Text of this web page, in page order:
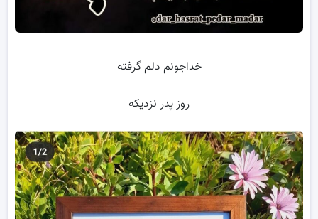
خداجونم دلم گرفته
روز پدر نزدیکه